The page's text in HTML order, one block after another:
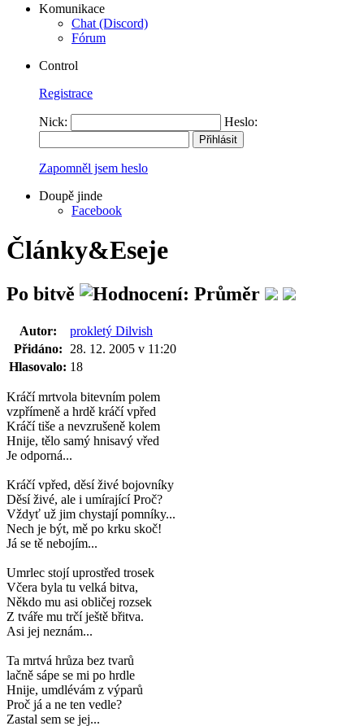
Komunikace
Chat (Discord)
Fórum
Control
Registrace
Nick: Heslo:
Zapomněl jsem heslo
Doupě jinde
Facebook
Články&Eseje
Po bitvě
Autor:
prokletý Dilvish
Přidáno:
28. 12. 2005 v 11:20
Hlasovalo: 18
Kráčí mrtvola bitevním polem
vzpřímeně a hrdě kráčí vpřed
Kráčí tiše a nevzrušeně kolem
Hnije, tělo samý hnisavý vřed
Je odporná...
Kráčí vpřed, děsí živé bojovníky
Děsí živé, ale i umírající Proč?
Vždyť už jim chystají pomníky...
Nech je být, mě po krku skoč!
Já se tě nebojím...
Umrlec stojí uprostřed trosek
Včera byla tu velká bitva,
Někdo mu asi obličej rozsek
Z tváře mu trčí ještě břitva.
Asi jej neznám...
Ta mrtvá hrůza bez tvarů
lačně sápe se mi po hrdle
Hnije, umdlévám z výparů
Proč já a ne ten vedle?
Zastal sem se jej...